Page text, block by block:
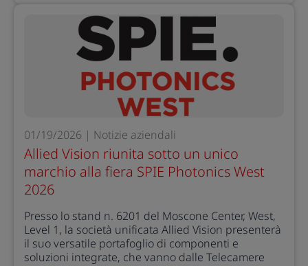
01/19/2026 | Notizie aziendali
Allied Vision riunita sotto un unico
marchio alla fiera SPIE Photonics West
2026
Presso lo stand n. 6201 del Moscone Center, West,
Level 1, la società unificata Allied Vision presenterà
il suo versatile portafoglio di componenti e
soluzioni integrate, che vanno dalle Telecamere